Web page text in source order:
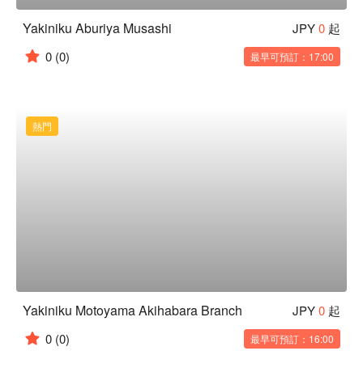
Yakiniku Aburiya Musashi JPY0 起
0 (0) 最早可預訂：17:00
熱門
Yakiniku Motoyama Akihabara Branch JPY0 起
0 (0) 最早可預訂：16:00